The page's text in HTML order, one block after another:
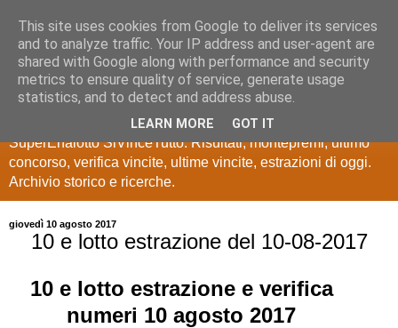
Estrazioni Lotto
SuperEnalotto
Ultime estrazioni di Lotto, SuperEnalotto, 10 e lotto,
SuperEnalotto SiVinceTutto. Risultati, montepremi, ultimo
concorso, verifica vincite, ultime vincite, estrazioni di oggi.
Archivio storico e ricerche.
giovedì 10 agosto 2017
10 e lotto estrazione del 10-08-2017
10 e lotto estrazione e verifica
numeri 10 agosto 2017
This site uses cookies from Google to deliver its services
and to analyze traffic. Your IP address and user-agent are
shared with Google along with performance and security
metrics to ensure quality of service, generate usage
statistics, and to detect and address abuse.
LEARN MORE GOT IT